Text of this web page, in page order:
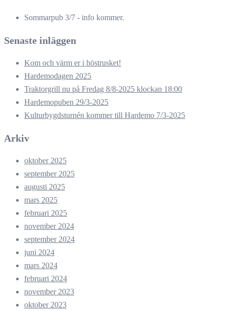
Sommarpub 3/7 - info kommer.
Senaste inläggen
Kom och värm er i höstrusket!
Hardemodagen 2025
Traktorgrill nu på Fredag 8/8-2025 klockan 18:00
Hardemopuben 29/3-2025
Kulturbygdsturnén kommer till Hardemo 7/3-2025
Arkiv
oktober 2025
september 2025
augusti 2025
mars 2025
februari 2025
november 2024
september 2024
juni 2024
mars 2024
februari 2024
november 2023
oktober 2023